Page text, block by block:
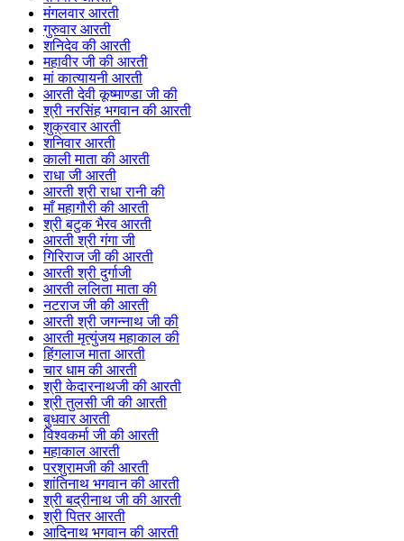
मंगलवार आरती
गुरुवार आरती
शनिदेव की आरती
महावीर जी की आरती
मां कात्यायनी आरती
आरती देवी कूष्माण्डा जी की
श्री नरसिंह भगवान की आरती
शुक्रवार आरती
शनिवार आरती
काली माता की आरती
राधा जी आरती
आरती श्री राधा रानी की
माँ महागौरी की आरती
श्री बटुक भैरव आरती
आरती श्री गंगा जी
गिरिराज जी की आरती
आरती श्री दुर्गाजी
आरती ललिता माता की
नटराज जी की आरती
आरती श्री जगन्नाथ जी की
आरती मृत्युंजय महाकाल की
हिंगलाज माता आरती
चार धाम की आरती
श्री केदारनाथजी की आरती
श्री तुलसी जी की आरती
बुधवार आरती
विश्वकर्मा जी की आरती
महाकाल आरती
परशुरामजी की आरती
शांतिनाथ भगवान की आरती
श्री बद्रीनाथ जी की आरती
श्री पितर आरती
आदिनाथ भगवान की आरती